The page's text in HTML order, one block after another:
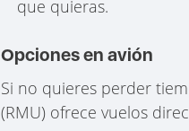
que quieras.
Opciones en avión
Si no quieres perder
(RMU) ofrece vuelos